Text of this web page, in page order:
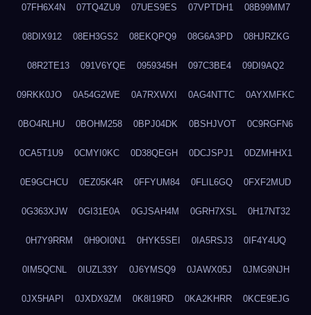
07FH6X4N 07TQ4ZU9 07UES9ES 07VPTDH1 08B99MM7
08DIX912 08EH3GS2 08EKQPQ9 08G6A3PD 08HJRZKG
08R2TE13 091V6YQE 0959345H 097C3BE4 09DI9AQ2
09RKK0JO 0A54G2WE 0A7RXWXI 0AG4NTTC 0AYXMFKC
0BO4RLHU 0BOHM258 0BPJ04DK 0BSHJVOT 0C9RGFN6
0CA5T1U9 0CMYI0KC 0D38QEGH 0DCJSPJ1 0DZMHHX1
0E9GCHCU 0EZ05K4R 0FFYUM84 0FLIL6GQ 0FXF2MUD
0G363XJW 0GI31E0A 0GJSAH4M 0GRH7XSL 0H17NT32
0H7Y9RRM 0H9OI0N1 0HYK5SEI 0IA5RSJ3 0IF4Y4UQ
0IM5QCNL 0IUZL33Y 0J6YMSQ9 0JAWX05J 0JMG9NJH
0JX5HAPI 0JXDX9ZM 0K8I19RD 0KA2KHRR 0KCE9EJG